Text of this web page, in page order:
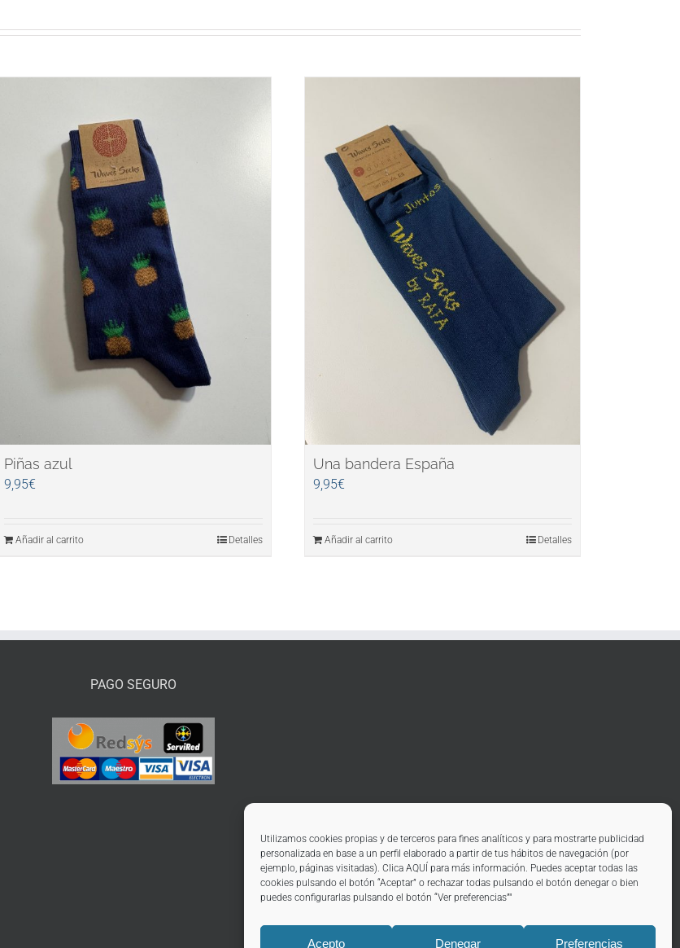
Utilizamos cookies propias y de terceros para fines analíticos y para mostrarte publicidad
personalizada en base a un perfil elaborado a partir de tus hábitos de navegación (por
ejemplo, páginas visitadas). Clica AQUÍ para más información. Puedes aceptar todas las
cookies pulsando el botón “Aceptar” o rechazar todas pulsando el botón denegar o bien
puedes configurarlas pulsando el botón “Ver preferencias”"
Acepto Denegar Preferencias
Piñas azul
9,95€
Añadir al carrito Detalles
Una bandera España
9,95€
Añadir al carrito Detalles
PAGO SEGURO